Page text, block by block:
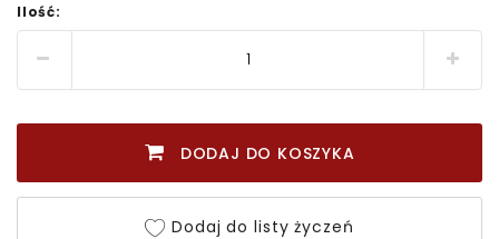
Ilość:
DODAJ DO KOSZYKA
Dodaj do listy życzeń